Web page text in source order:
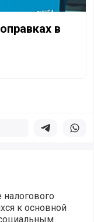
в
Поделиться в
налогового
к основной